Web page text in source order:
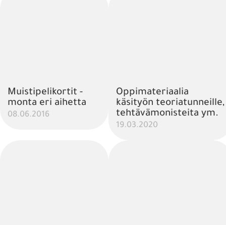
Muistipelikortit -
monta eri aihetta
08.06.2016
Oppimateriaalia
käsityön teoriatunneille,
tehtävämonisteita ym.
19.03.2020